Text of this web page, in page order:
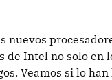
nuevos
Intel no solo en
Veamos si lo han